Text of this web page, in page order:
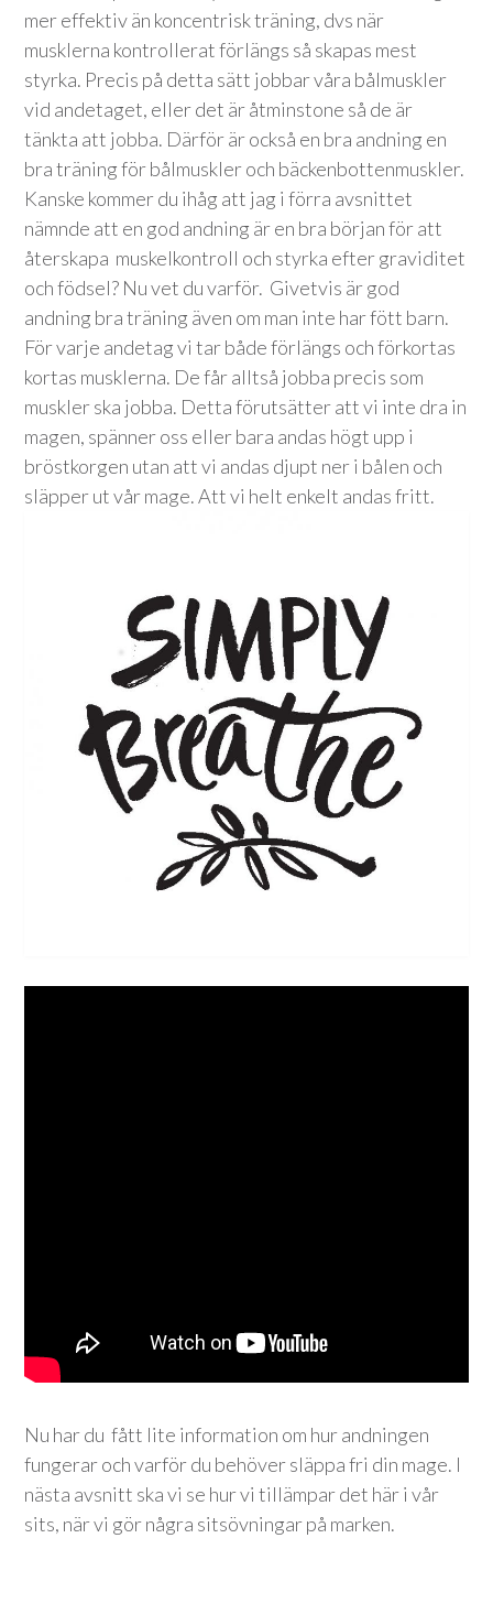
mer effektiv än koncentrisk träning, dvs när
musklerna kontrollerat förlängs så skapas mest
styrka. Precis på detta sätt jobbar våra bålmuskler
vid andetaget, eller det är åtminstone så de är
tänkta att jobba. Därför är också en bra andning en
bra träning för bålmuskler och bäckenbottenmuskler.
Kanske kommer du ihåg att jag i förra avsnittet
nämnde att en god andning är en bra början för att
återskapa muskelkontroll och styrka efter graviditet
och födsel? Nu vet du varför. Givetvis är god
andning bra träning även om man inte har fött barn.
För varje andetag vi tar både förlängs och förkortas
kortas musklerna. De får alltså jobba precis som
muskler ska jobba. Detta förutsätter att vi inte dra in
magen, spänner oss eller bara andas högt upp i
bröstkorgen utan att vi andas djupt ner i bålen och
släpper ut vår mage. Att vi helt enkelt andas fritt.
Nu har du fått lite information om hur andningen
fungerar och varför du behöver släppa fri din mage. I
nästa avsnitt ska vi se hur vi tillämpar det här i vår
sits, när vi gör några sitsövningar på marken.